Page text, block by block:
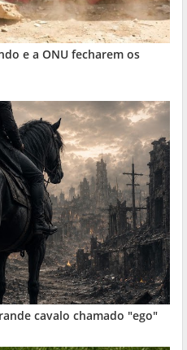
e a ONU fecharem os
cavalo chamado "ego"